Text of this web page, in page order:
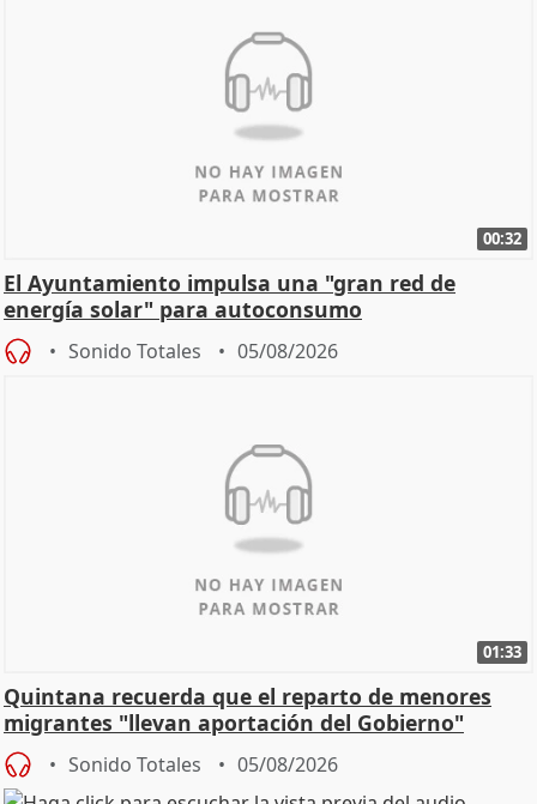
00:32
El Ayuntamiento impulsa una "gran red de
energía solar" para autoconsumo
Sonido Totales 05/08/2026
01:33
Quintana recuerda que el reparto de menores
migrantes "llevan aportación del Gobierno"
central
Sonido Totales 05/08/2026